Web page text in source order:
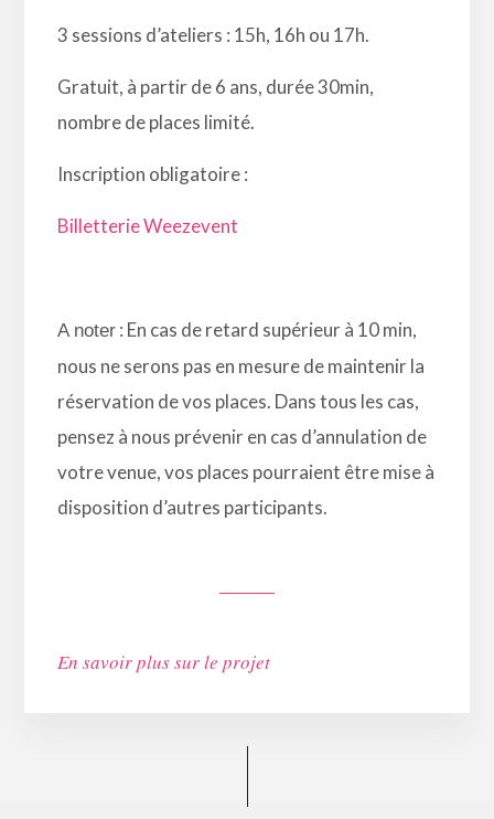
3 sessions d’ateliers : 15h, 16h ou 17h.
Gratuit, à partir de 6 ans, durée 30min,
nombre de places limité.
Inscription obligatoire :
Billetterie Weezevent
A noter : En cas de retard supérieur à 10 min,
nous ne serons pas en mesure de maintenir la
réservation de vos places. Dans tous les cas,
pensez à nous prévenir en cas d’annulation de
votre venue, vos places pourraient être mise à
disposition d’autres participants.
En savoir plus sur le projet